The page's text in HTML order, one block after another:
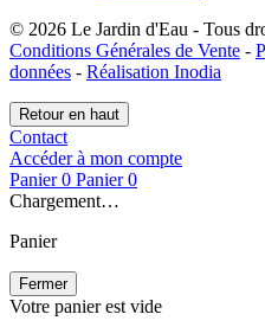
© 2026 Le Jardin d'Eau - Tous
Conditions Générales de Vente -
données - Réalisation Inodia
Retour en haut
Contact
Accéder à mon compte
Panier 0 Panier 0
Chargement…
Panier
Fermer
Votre panier est vide